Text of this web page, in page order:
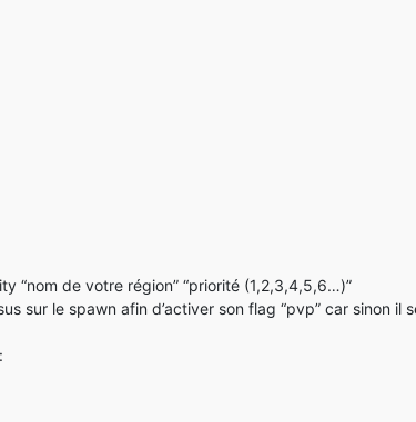
“nom de votre région” “priorité (1,2,3,4,5,6…)”
sur le spawn afin d’activer son flag “pvp” car sinon il